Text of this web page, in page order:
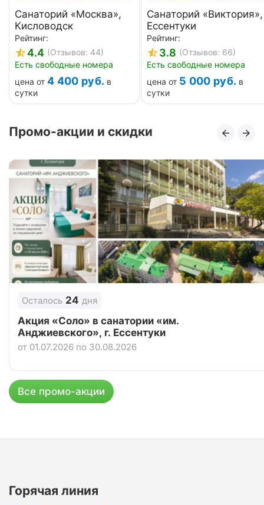
Санаторий «Москва»,
Кисловодск
Рейтинг:
4.4 (Отзывов: 44)
Есть свободные номера
цена от 4 400 руб. в
сутки
Санаторий «Виктория»,
Ессентуки
Рейтинг:
3.8 (Отзывов: 66)
Есть свободные номера
цена от 5 000 руб. в
сутки
Промо-акции и скидки
Осталось 24 дня
Акция «Соло» в санатории «им.
Анджиевского», г. Ессентуки
от 01.07.2026 по 30.08.2026
Все промо-акции
Горячая линия